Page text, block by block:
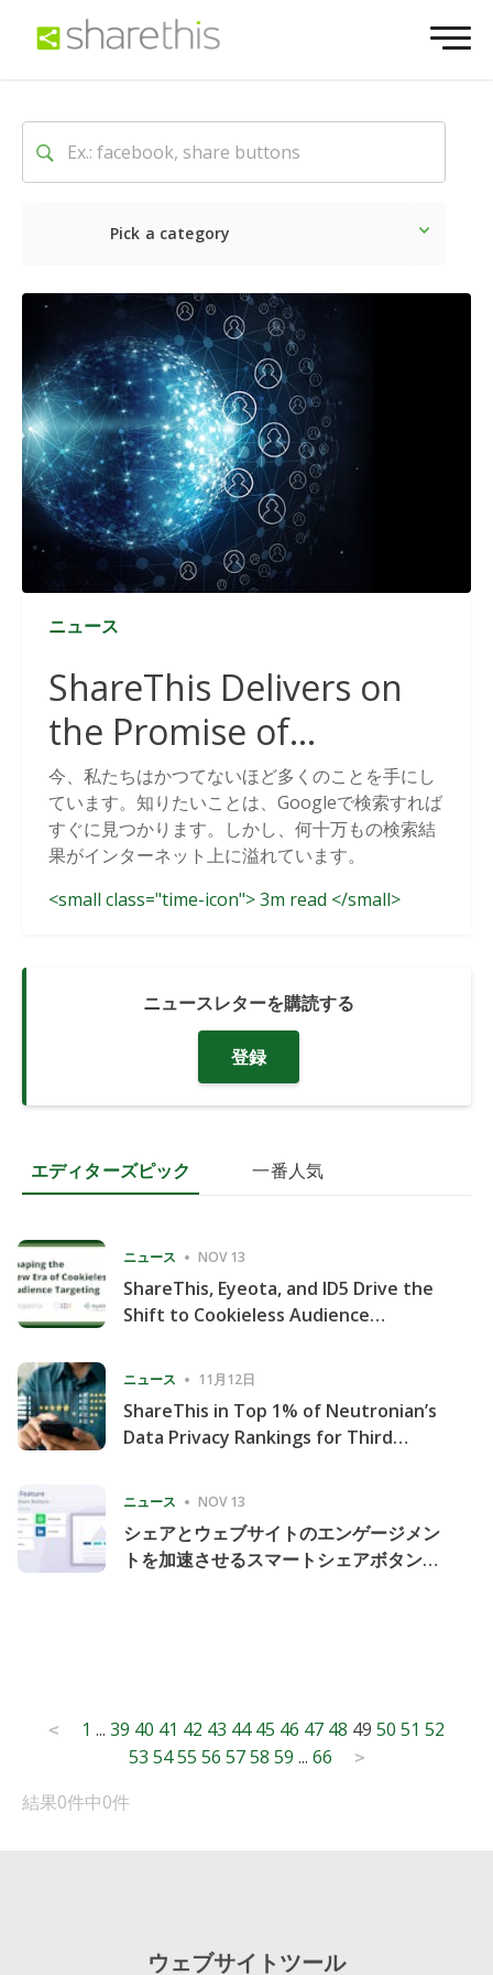
Pick a category
最新 ソーシャル マーケ
ニュース
ShareThis Delivers on
the Promise of
Cookieless Data
Solutions
今、私たちはかつてないほど多くのことを手にし
ています。知りたいことは、Googleで検索すれば
すぐに見つかります。しかし、何十万もの検索結
果がインターネット上に溢れています。
<small class="time-icon"> 3m read </small>
ニュースレターを購読する
登録
エディターズピック 一番人気
ニュース NOV 13
ShareThis, Eyeota, and ID5 Drive the
Shift to Cookieless Audience
ニュース 11月12日
ShareThis in Top 1% of Neutronian’s
Data Privacy Rankings for Third
ニュース NOV 13
シェアとウェブサイトのエンゲージメン
トを加速させるスマートシェアボタンの
Posts
pagination
< 1 ... 39 40 41 42 43 44 45 46 47 48 49 50 51 52
53 54 55 56 57 58 59 ... 66 >
結果0件中0件
ウェブサイトツール